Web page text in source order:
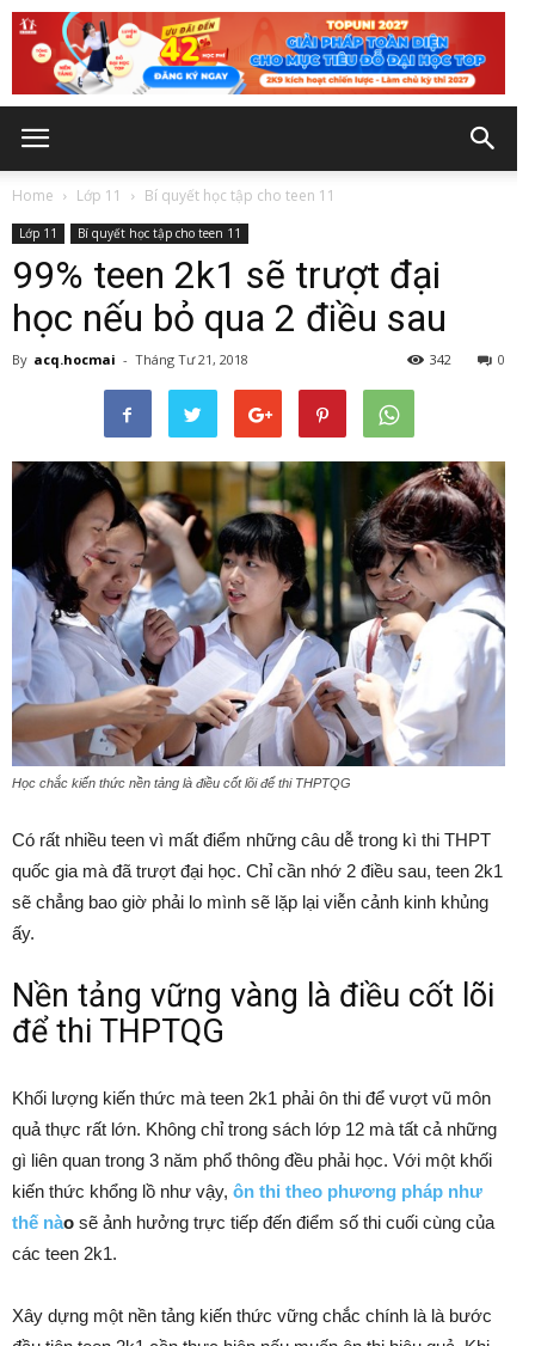
Home Lớp 11 Bí quyết học tập cho teen 11
Lớp 11 Bí quyết học tập cho teen 11
99% teen 2k1 sẽ trượt đại
học nếu bỏ qua 2 điều sau
By acq.hocmai - Tháng Tư 21, 2018 0
342
Học chắc kiến thức nền tảng là điều cốt lõi để thi THPTQG
Có rất nhiều teen vì mất điểm những câu dễ trong kì thi THPT
quốc gia mà đã trượt đại học. Chỉ cần nhớ 2 điều sau, teen 2k1
sẽ chẳng bao giờ phải lo mình sẽ lặp lại viễn cảnh kinh khủng
ấy.
Nền tảng vững vàng là điều cốt lõi
để thi THPTQG
Khối lượng kiến thức mà teen 2k1 phải ôn thi để vượt vũ môn
quả thực rất lớn. Không chỉ trong sách lớp 12 mà tất cả những
gì liên quan trong 3 năm phổ thông đều phải học. Với một khối
kiến thức khổng lồ như vậy, ôn thi theo phương pháp như
thế nào sẽ ảnh hưởng trực tiếp đến điểm số thi cuối cùng của
các teen 2k1.
Xây dựng một nền tảng kiến thức vững chắc chính là là bước